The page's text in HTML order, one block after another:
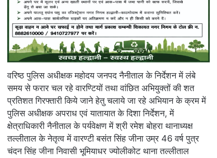
वरिष्ठ पुलिस अधीक्षक महोदय जनपद नैनीताल के निर्देशन में लंबे
समय से फरार चल रहे वारण्टियों तथा वांछित अभियुक्तों की शत
प्रतिशत गिरफ्तारी किये जाने हेतु चलाये जा रहे अभियान के क्रम में
पुलिस अधीक्षक अपराध एवं यातायात के दिशा निर्देशन, में
क्षेत्राधिकारी नैनीताल के पर्यवेक्षण में श्री रमेश बोहरा थानाध्यक्ष
तल्लीताल के नेतृत्व में वारण्टी बसंत सिंह जीना उम्र 46 वर्ष पुत्र
चंदन सिंह जीना निवासी भूमियाधर ज्योलीकोट थाना तल्लीताल